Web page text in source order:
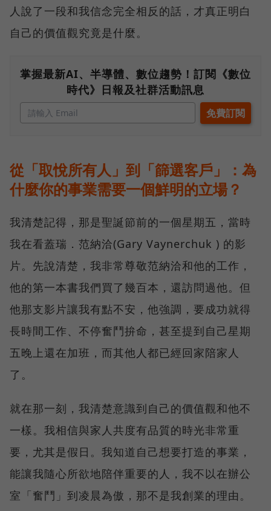
人說了一段和我信念完全相反的話，才真正明白
自己的價值觀究竟是什麼。
掌握最新AI、半導體、數位趨勢！訂閱《數位
時代》日報及社群活動訊息
從「取悅所有人」到「篩選客戶」：為
什麼你的事業需要一個鮮明的立場？
我清楚記得，那是聖誕節前的一個星期五，當時
我在看蓋瑞．范納洽(Gary Vaynerchuk ) 的影
片。先說清楚，我非常尊敬范納洽和他的工作，
他的第一本書我們買了幾百本，還訪問過他。但
他那支影片讓我有點不安，他強調，要成功就得
長時間工作、不停奮鬥拚命，甚至提到自己星期
五晚上還在加班，而其他人都已經回家陪家人
了。
就在那一刻，我清楚意識到自己的價值觀和他不
一樣。我相信與家人共度有品質的時光非常重
要，尤其是假日。我知道自己想要打造的事業，
能讓我隨心所欲地陪伴重要的人，我不以在辦公
室「奮鬥」到凌晨為傲，那不是我創業的理由。